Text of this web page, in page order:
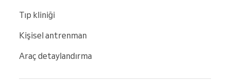
Tıp kliniği
Kişisel antrenman
Araç detaylandırma